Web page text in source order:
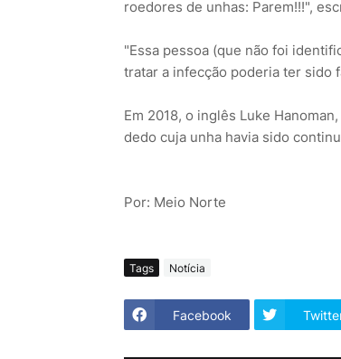
roedores de unhas: Parem!!!",
"Essa pessoa (que não foi
tratar a infecção poderia ter sido
Em 2018, o inglês Luke
dedo cuja unha havia sido
Por: Meio Norte
Tags Notícia
Facebook